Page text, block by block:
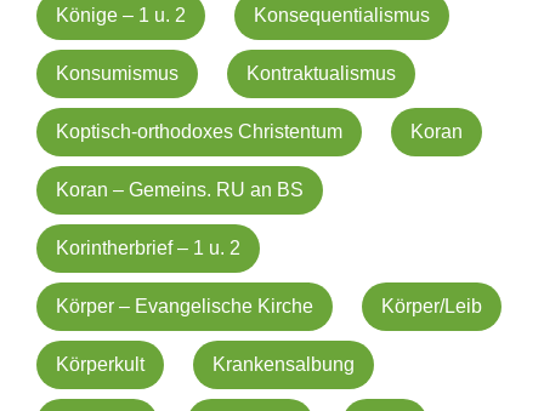
Könige – 1 u. 2 Konsequentialismus
Konsumismus Kontraktualismus
Koptisch-orthodoxes Christentum Koran
Koran – Gemeins. RU an BS
Korintherbrief – 1 u. 2
Körper – Evangelische Kirche Körper/Leib
Körperkult Krankensalbung